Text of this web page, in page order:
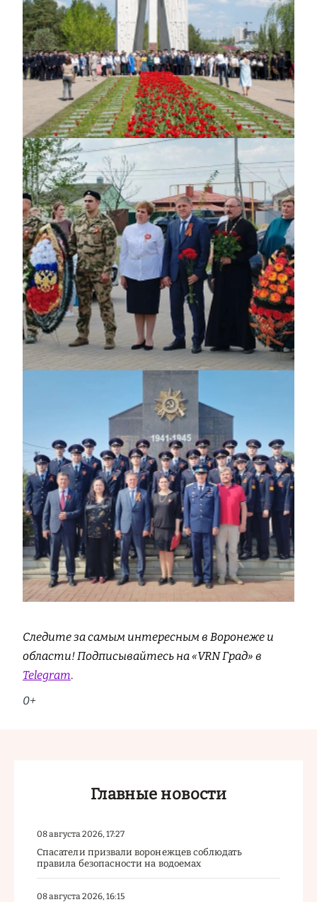
Следите за самым интересным в Воронеже и
области! Подписывайтесь на «VRN Град» в
Telegram.
0+
Главные новости
08 августа 2026, 17:27
Спасатели призвали воронежцев соблюдать
правила безопасности на водоемах
08 августа 2026, 16:15